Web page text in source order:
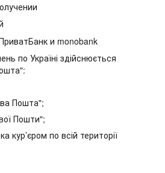
и monobank
по Україні здійснюється
Пошта";
Пошти";
кур’єром по всій території